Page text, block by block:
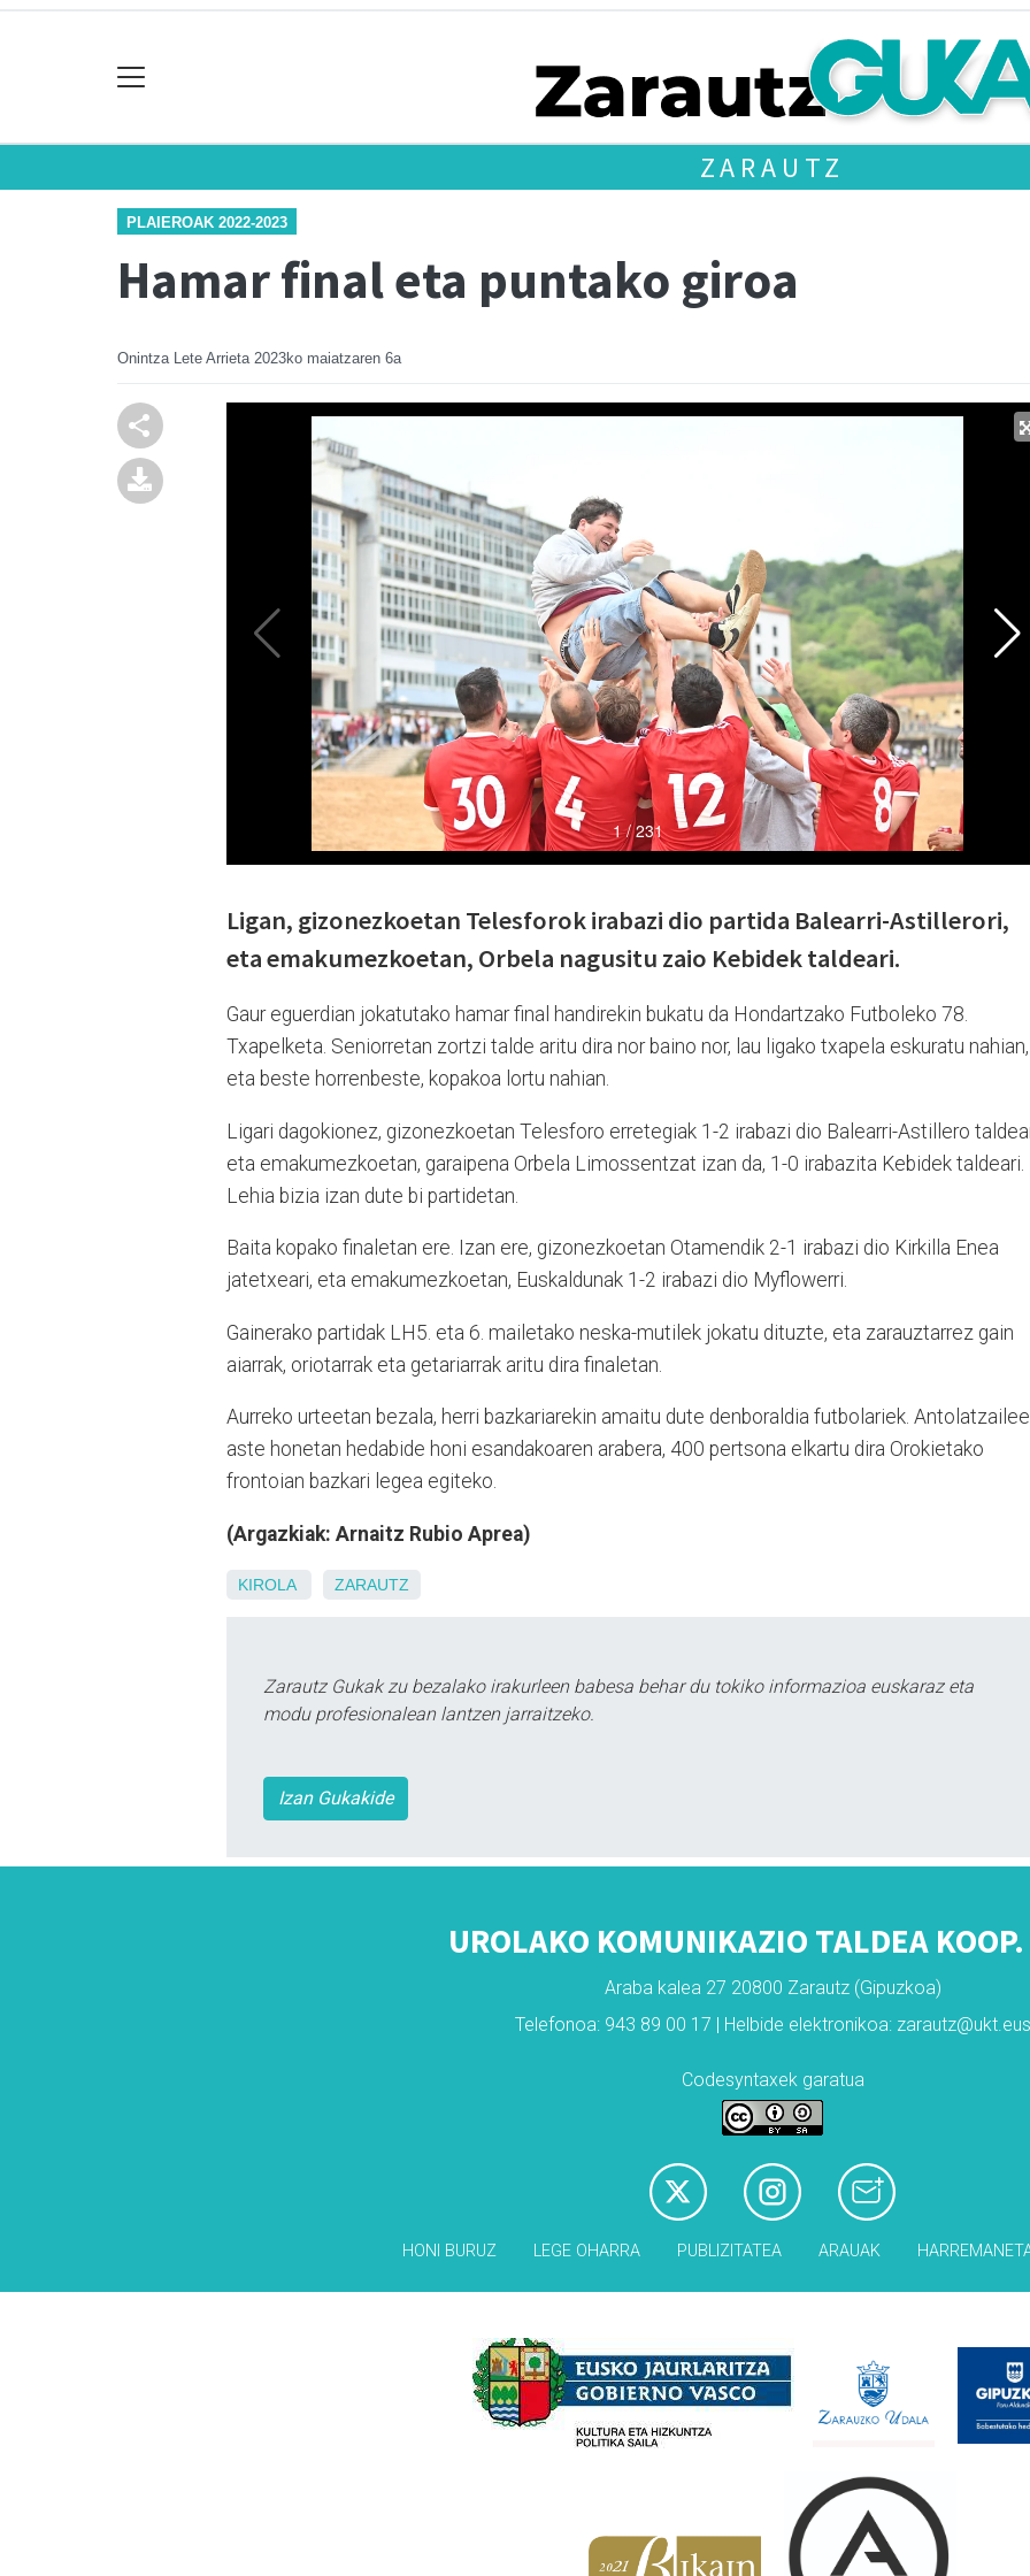
ZARAUTZ
PLAIEROAK 2022-2023
Hamar final eta puntako giroa
Onintza Lete Arrieta 2023ko maiatzaren 6a
Ligan, gizonezkoetan Telesforok irabazi dio partida Balearri-Astillerori,
eta emakumezkoetan, Orbela nagusitu zaio Kebidek taldeari.
Gaur eguerdian jokatutako hamar final handirekin bukatu da Hondartzako Futboleko 78.
Txapelketa. Seniorretan zortzi talde aritu dira nor baino nor, lau ligako txapela eskuratu nahian,
eta beste horrenbeste, kopakoa lortu nahian.
Ligari dagokionez, gizonezkoetan Telesforo erretegiak 1-2 irabazi dio Balearri-Astillero
eta emakumezkoetan, garaipena Orbela Limossentzat izan da, 1-0 irabazita Kebidek taldeari.
Lehia bizia izan dute bi partidetan.
Baita kopako finaletan ere. Izan ere, gizonezkoetan Otamendik 2-1 irabazi dio Kirkilla Enea
jatetxeari, eta emakumezkoetan, Euskaldunak 1-2 irabazi dio Myflowerri.
Gainerako partidak LH5. eta 6. mailetako neska-mutilek jokatu dituzte, eta zarauztarrez gain
aiarrak, oriotarrak eta getariarrak aritu dira finaletan.
Aurreko urteetan bezala, herri bazkariarekin amaitu dute denboraldia futbolariek.
aste honetan hedabide honi esandakoaren arabera, 400 pertsona elkartu dira Orokietako
frontoian bazkari legea egiteko.
(Argazkiak: Arnaitz Rubio Aprea)
KIROLA ZARAUTZ
Zarautz Gukak zu bezalako irakurleen babesa behar du tokiko informazioa euskaraz eta
modu profesionalean lantzen jarraitzeko.
Izan Gukakide
UROLAKO KOMUNIKAZIO TALDEA
Araba kalea 27 20800 Zarautz (Gipuzkoa)
Telefonoa: 943 89 00 17 | Helbide elektronikoa: zarautz@ukt.eus
Codesyntaxek garatua
HONI BURUZ LEGE OHARRA PUBLIZITATEA ARAUAK